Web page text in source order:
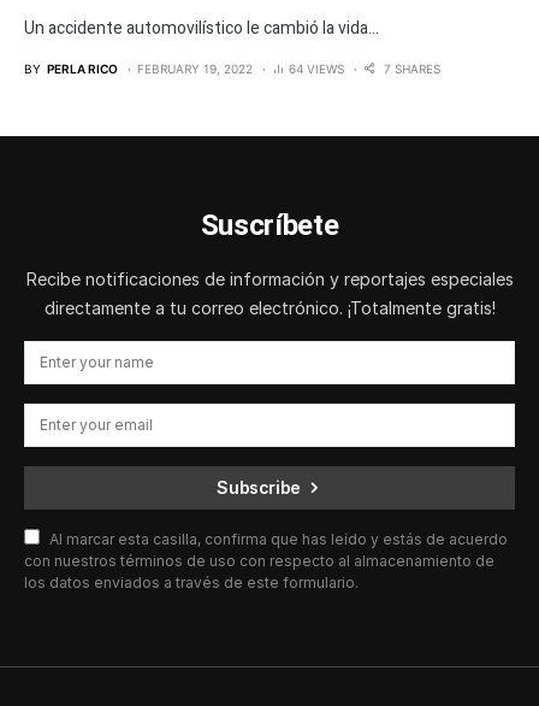
Un accidente automovilístico le cambió la vida...
BY PERLA RICO FEBRUARY 19, 2022 64 VIEWS 7 SHARES
Suscríbete
Recibe notificaciones de información y reportajes especiales
directamente a tu correo electrónico. ¡Totalmente gratis!
Subscribe
Al marcar esta casilla, confirma que has leído y estás de acuerdo
con nuestros términos de uso con respecto al almacenamiento de
los datos enviados a través de este formulario.